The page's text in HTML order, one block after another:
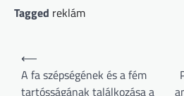
Tagged reklám
Bejegyzés
navigáció
⟵
A fa szépségének és a fém
tartósságának találkozása a